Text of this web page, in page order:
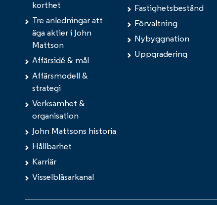
korthet
Tre anledningar att
äga aktier i John
Mattson
Affärsidé & mål
Affärsmodell &
strategi
Verksamhet &
organisation
John Mattsons historia
Hållbarhet
Karriär
Visselblåsarkanal
Fastighetsbestånd
Förvaltning
Nybyggnation
Uppgradering